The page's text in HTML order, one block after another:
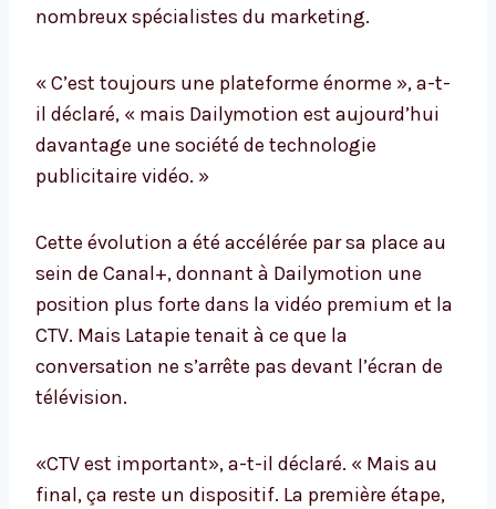
nombreux spécialistes du marketing.
« C’est toujours une plateforme énorme », a-t-
il déclaré, « mais Dailymotion est aujourd’hui
davantage une société de technologie
publicitaire vidéo. »
Cette évolution a été accélérée par sa place au
sein de Canal+, donnant à Dailymotion une
position plus forte dans la vidéo premium et la
CTV. Mais Latapie tenait à ce que la
conversation ne s’arrête pas devant l’écran de
télévision.
«CTV est important», a-t-il déclaré. « Mais au
final, ça reste un dispositif. La première étape,